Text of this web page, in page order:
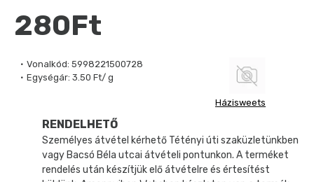
Vonalkód: 5998221500728
Egységár: 3.50 Ft/ g
Házisweets
280Ft
RENDELHETŐ
Személyes átvétel kérhető Tétényi úti szaküzletünkben
vagy Bacsó Béla utcai átvételi pontunkon. A terméket
rendelés után készítjük elő átvételre és értesítést